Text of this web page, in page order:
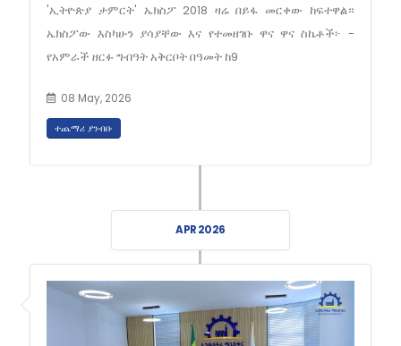
'ኢትዮጵያ ታምርት' ኤክስፖ 2018 ዛሬ በይፋ መርቀው ከፍተዋል።
‎ኤክስፖው እስካሁን ያሳያቸው እና የተመዘገቡ ዋና ዋና ስኬቶች፦ ‎-
የአምራች ዘርፉ ግብዓት አቅርቦት በዓመት ከ9
08 May, 2026
ተጨማሪ ያንብቡ
APR 2026